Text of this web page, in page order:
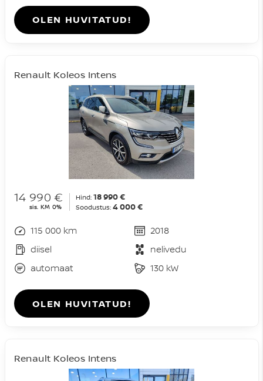
OLEN HUVITATUD!
Renault Koleos Intens
14 990 €
sis. KM 0%
Hind: 18 990 €
Soodustus: 4 000 €
115 000 km
2018
diisel
nelivedu
automaat
130 kW
OLEN HUVITATUD!
Renault Koleos Intens